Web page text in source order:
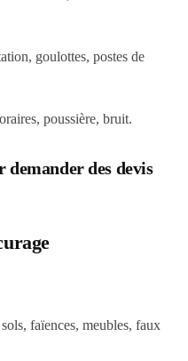
goulottes, postes de
poussière, bruit.
des devis
faïences, meubles, faux